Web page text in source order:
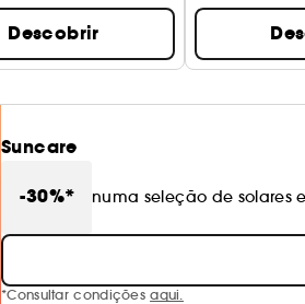
Descobrir
Suncare
-30%*
numa seleção de solares
*Consultar condiçõesaqui.